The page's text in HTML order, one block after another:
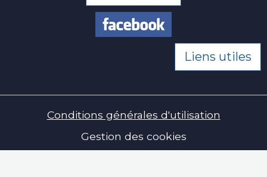
Liens utiles
Conditions générales d'utilisation
Gestion des cookies